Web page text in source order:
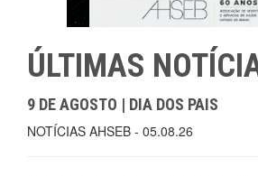
ÚLTIMAS
9 DE AGOSTO | DIA DOS PAIS
NOTÍCIAS AHSEB - 05.08.26